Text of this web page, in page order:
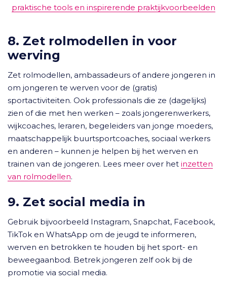
praktische tools en inspirerende praktijkvoorbeelden
8. Zet rolmodellen in voor
werving
Zet rolmodellen, ambassadeurs of andere jongeren in
om jongeren te werven voor de (gratis)
sportactiviteiten. Ook professionals die ze (dagelijks)
zien of die met hen werken – zoals jongerenwerkers,
wijkcoaches, leraren, begeleiders van jonge moeders,
maatschappelijk buurtsportcoaches, sociaal werkers
en anderen – kunnen je helpen bij het werven en
trainen van de jongeren. Lees meer over het inzetten
van rolmodellen.
9. Zet social media in
Gebruik bijvoorbeeld Instagram, Snapchat, Facebook,
TikTok en WhatsApp om de jeugd te informeren,
werven en betrokken te houden bij het sport- en
beweegaanbod. Betrek jongeren zelf ook bij de
promotie via social media.